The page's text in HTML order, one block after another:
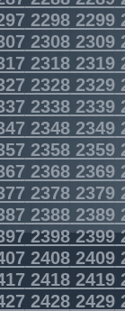
22982299
23082309
23182319
23282329
23382339
23482349
23582359
23682369
23782379
23882389
23982399
24082409
24182419
24282429